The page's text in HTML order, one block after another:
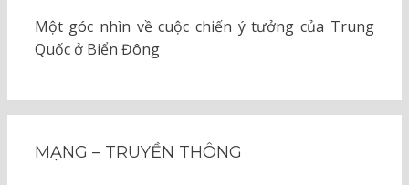
Một góc nhìn về cuộc chiến ý tưởng của Trung
Quốc ở Biển Đông
MẠNG – TRUYỀN THÔNG